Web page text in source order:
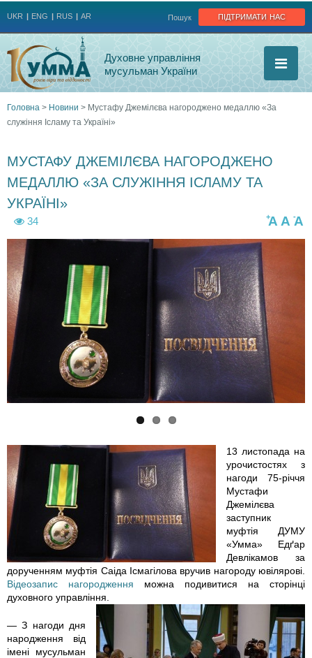
підтримати нас
Пошук
UKR ENG RUS AR
Духовне управління
мусульман України
Ви
є
тут
Головна > Новини > Мустафу Джемілєва нагороджено медаллю «За
служіння Ісламу та Україні»
МУСТАФУ ДЖЕМІЛЄВА НАГОРОДЖЕНО
МЕДАЛЛЮ «ЗА СЛУЖІННЯ ІСЛАМУ ТА
УКРАЇНІ»
34 -A
A
+A
4
5
5
4
6
9
6
_
2
1
8
0
p
h
o
t
o
2
0
1
8
-
1
-
p
h
o
t
o
2
0
1
8
-
1
-
13 листопада на
урочистостях з
нагоди 75-річчя
Мустафи
Джемілєва
заступник
муфтія ДУМУ
«Умма» Едґар
Девлікамов за
дорученням муфтія Саіда Ісмагілова вручив нагороду ювілярові.
Відеозапис нагородження можна подивитися на сторінці
духовного управління.
— З нагоди дня
народження від
імені мусульман